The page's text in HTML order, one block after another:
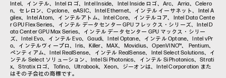
Intel、インテル、Intel ロゴ、Intel Inside、Intel Inside ロゴ、Arc、Arria、Celero
n、セレロン、Cyclone、eASIC、Intel Ethernet、インテル イーサネット、Intel A
gilex、Intel Atom、インテルアトム、Intel Core、インテルコア、Intel Data Cente
r GPU Flex Series、インテル データセンター GPU フレックス・シリーズ、Intel D
ata Center GPU Max Series、インテル データセンター GPU マックス・シリー
ズ、Intel Evo、インテル Evo、Gaudi、Intel Optane、インテル Optane、Intel vPr
o、インテルヴィープロ、Iris、Killer、MAX、Movidius、OpenVINO™、 Pentium、
ペンティアム、Intel RealSense、インテル RealSense、Intel Select Solutions、イ
ンテル Select ソリューション、Intel Si Photonics、インテル Si Photonics、Strati
x、Stratix ロゴ、Tofino、Ultrabook、Xeon、ジーオンは、Intel Corporation また
はその子会社の商標です。